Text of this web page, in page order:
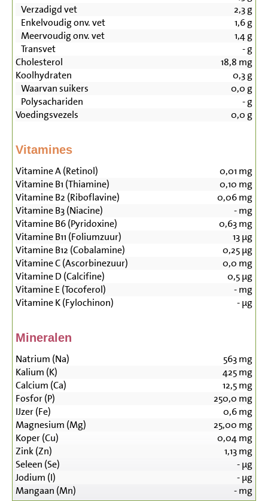
Verzadigd vet
2,3g
Enkelvoudig onv. vet
1,6g
Meervoudig onv. vet
1,4g
Transvet
-g
Cholesterol
18,8 mg
Koolhydraten
0,3g
Waarvan suikers
0,0 g
Polysachariden
-g
Voedingsvezels
0,0 g
Vitamines
Vitamine A (Retinol) 0,01 mg
Vitamine B1 (Thiamine)
0,10 mg
Vitamine B2 (Riboflavine)
0,06mg
Vitamine B3 (Niacine)
-mg
Vitamine B6 (Pyridoxine)
0,63mg
Vitamine B11 (Foliumzuur)
13µg
Vitamine B12 (Cobalamine)
0,25µg
Vitamine C (Ascorbinezuur)
0,0 mg
Vitamine D (Calcifine)
0,5µg
Vitamine E (Tocoferol)
-mg
Vitamine K (Fylochinon)
-µg
Mineralen
Natrium (Na) 563mg
Kalium (K)
425mg
Calcium (Ca)
12,5mg
Fosfor (P)
250,0 mg
IJzer (Fe)
0,6mg
Magnesium (Mg)
25,00 mg
Koper (Cu)
0,04mg
Zink (Zn)
1,13mg
Seleen (Se)
-µg
Jodium (I)
-µg
Mangaan (Mn)
-mg